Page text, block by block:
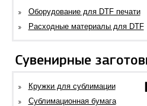
Оборудование для DTF печати
Расходные материалы для DTF
Сувенирные
Кружки для сублимации
Сублимационная бумага